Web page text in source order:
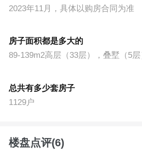
2023年11月，具体以购房合同为准
房子面积都是多大的
89-139m2高层（33层），叠墅（5层
总共有多少套房子
1129户
楼盘点评(6)